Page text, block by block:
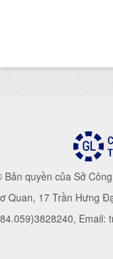
Bản quyền của Sở
Quan, 17 Trần Hưng
Email: